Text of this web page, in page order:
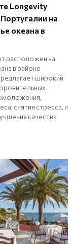
Longevity
на
океана в
расположен на
в районе
широкий
снятия стресса, и
качества